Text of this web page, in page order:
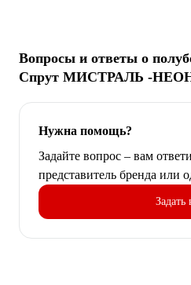
Вопросы и ответы о
Спрут МИСТРАЛЬ -
Нужна помощь?
Задайте вопрос – вам
представитель бренда или
Задать